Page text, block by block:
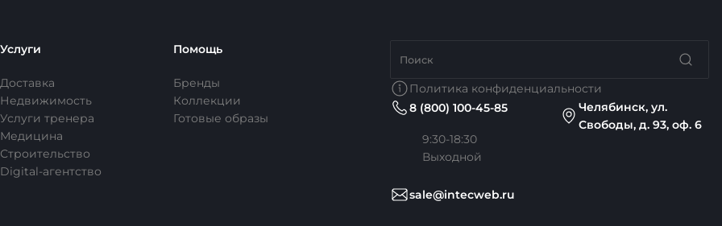
Услуги
Доставка
Недвижимость
Услуги тренера
Медицина
Строительство
Digital-агентство
Помощь
Бренды
Коллекции
Готовые образы
Политика конфиденциальности
8 (800) 100-45-85
9:30-18:30
Выходной
Челябинск, ул.
Свободы, д. 93, оф. 6
sale@intecweb.ru